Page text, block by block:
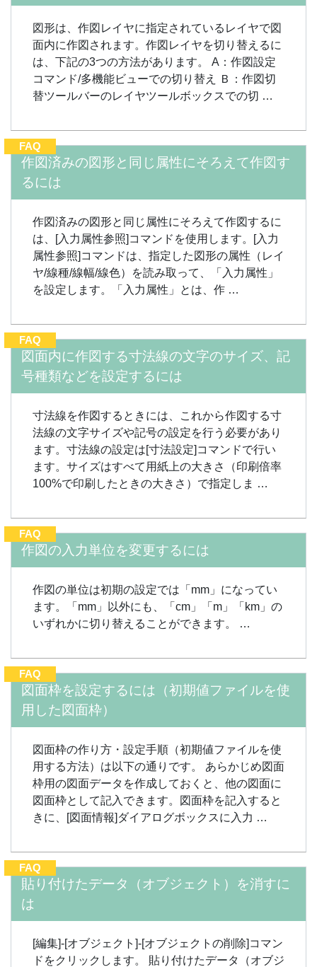
図形は、作図レイヤに指定されているレイヤで図
面内に作図されます。作図レイヤを切り替えるに
は、下記の3つの方法があります。 A：作図設定
コマンド/多機能ビューでの切り替え Ｂ：作図切
替ツールバーのレイヤツールボックスでの切 …
FAQ
作図済みの図形と同じ属性にそろえて作図す
るには
作図済みの図形と同じ属性にそろえて作図するに
は、[入力属性参照]コマンドを使用します。[入力
属性参照]コマンドは、指定した図形の属性（レイ
ヤ/線種/線幅/線色）を読み取って、「入力属性」
を設定します。「入力属性」とは、作 …
FAQ
図面内に作図する寸法線の文字のサイズ、記
号種類などを設定するには
寸法線を作図するときには、これから作図する寸
法線の文字サイズや記号の設定を行う必要があり
ます。寸法線の設定は[寸法設定]コマンドで行い
ます。サイズはすべて用紙上の大きさ（印刷倍率
100%で印刷したときの大きさ）で指定しま …
FAQ
作図の入力単位を変更するには
作図の単位は初期の設定では「mm」になってい
ます。「mm」以外にも、「cm」「m」「km」の
いずれかに切り替えることができます。 …
FAQ
図面枠を設定するには（初期値ファイルを使
用した図面枠）
図面枠の作り方・設定手順（初期値ファイルを使
用する方法）は以下の通りです。 あらかじめ図面
枠用の図面データを作成しておくと、他の図面に
図面枠として記入できます。図面枠を記入すると
きに、[図面情報]ダイアログボックスに入力 …
FAQ
貼り付けたデータ（オブジェクト）を消すに
は
[編集]-[オブジェクト]-[オブジェクトの削除]コマン
ドをクリックします。 貼り付けたデータ（オブジ